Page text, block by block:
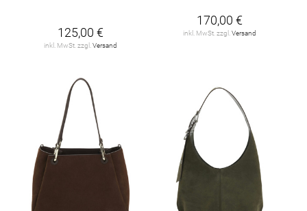
125,00 €
inkl. MwSt. zzgl. Versand
170,00 €
inkl. MwSt. zzgl. Versand